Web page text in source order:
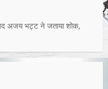
अजय भट्ट ने जताया शोक,